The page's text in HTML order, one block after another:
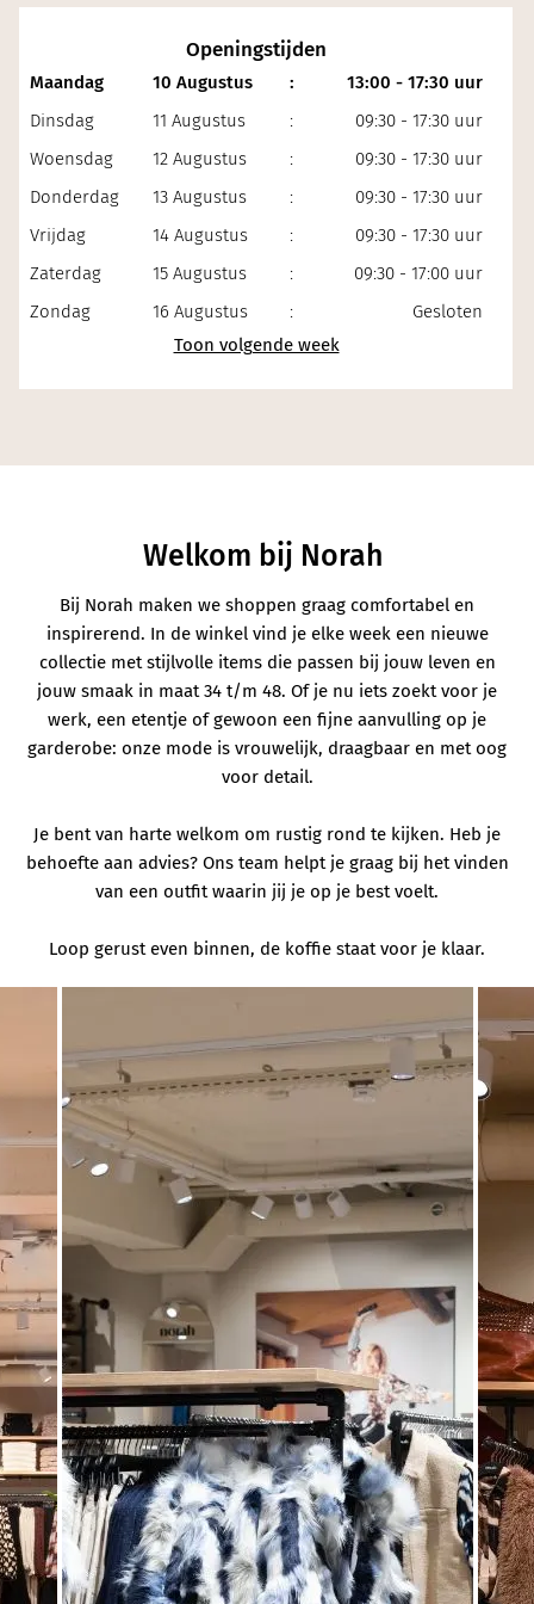
Openingstijden
Maandag 10 Augustus :
13:00 - 17:30 uur
Dinsdag
11 Augustus :
09:30 - 17:30 uur
Woensdag
12 Augustus :
09:30 - 17:30 uur
Donderdag
13 Augustus :
09:30 - 17:30 uur
Vrijdag
14 Augustus :
09:30 - 17:30 uur
Zaterdag
15 Augustus :
09:30 - 17:00 uur
Zondag
16 Augustus : Gesloten
Welkom bij Norah
Bij Norah maken we shoppen graag comfortabel en
inspirerend. In de winkel vind je elke week een nieuwe
collectie met stijlvolle items die passen bij jouw leven en
jouw smaak in maat 34 t/m 48. Of je nu iets zoekt voor je
werk, een etentje of gewoon een fijne aanvulling op je
garderobe: onze mode is vrouwelijk, draagbaar en met oog
voor detail.
Je bent van harte welkom om rustig rond te kijken. Heb je
behoefte aan advies? Ons team helpt je graag bij het vinden
van een outfit waarin jij je op je best voelt.
Loop gerust even binnen, de koffie staat voor je klaar.